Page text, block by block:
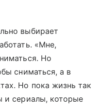
выбирает
«Мне,
Но
сниматься, а в
Но пока жизнь так
и сериалы, которые